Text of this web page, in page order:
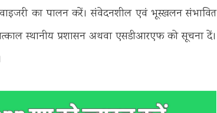
का पालन करें। संवेदनशील एवं भूस्खलन संभावित
स्थानीय प्रशासन अथवा एसडीआरएफ को सूचना दें।